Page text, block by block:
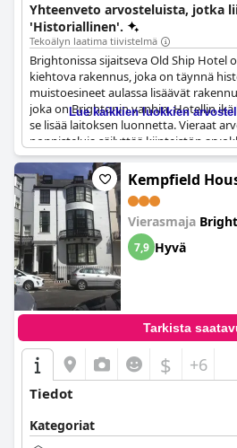
Yhteenveto arvosteluista, jotka
'Historiallinen'.
Tekoälyn laatima tiivistelmä
Brightonissa sijaitseva Old Ship Hotel
kiehtova rakennus, joka on täynnä
muistoesineet aulassa lisäävät
joka on Brightonin vanhin. Hotellin
se lisää laitoksen luonnetta. Vieraat
ponnisteluja säilyttää kiinteistön
elementtejä. Vaikka hotelli kaipaa
historian tuntu ja vanhanajan viehätys.
ja vanhan maailman englantilaisen
tallella. Rakennuksessa on joitain
lisää sen pitkästä historiasta kertovia
Lue kaikkien luokkien
Kempfield
Vierasmaja
7,9 Hyvä
Tarkista
$ +6
Tiedot
Kategoriat